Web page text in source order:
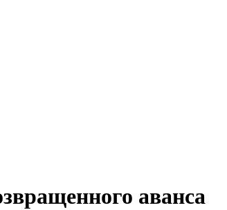
аванса